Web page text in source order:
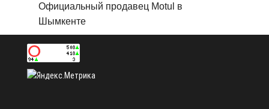
Официальный продавец Motul в
Шымкенте